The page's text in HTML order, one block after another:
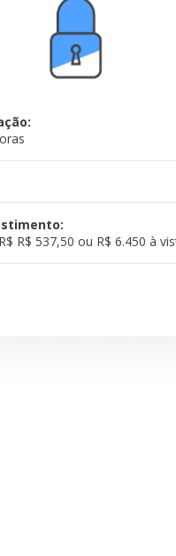
R$ 537,50 ou R$ 6.450 à